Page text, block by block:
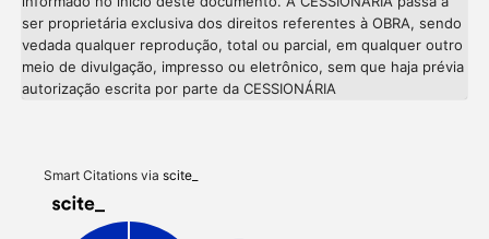
ser proprietária exclusiva dos direitos referentes à OBRA, sendo
vedada qualquer reprodução, total ou parcial, em qualquer outro
meio de divulgação, impresso ou eletrônico, sem que haja prévia
autorização escrita por parte da CESSIONÁRIA
Smart Citations via scite_
Intro